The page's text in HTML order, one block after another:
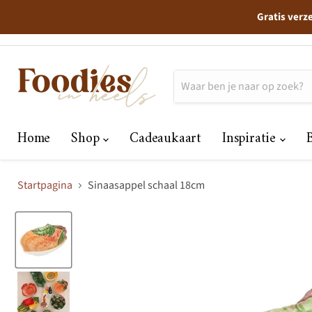
Gratis
Home Shop Cadeaukaart Inspiratie
Startpagina Sinaasappel schaal 18cm